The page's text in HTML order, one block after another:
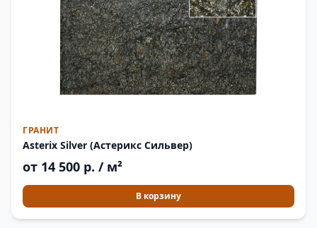
ГРАНИТ
Asterix Silver (Астерикс Сильвер)
от 14 500 р. / м²
В корзину